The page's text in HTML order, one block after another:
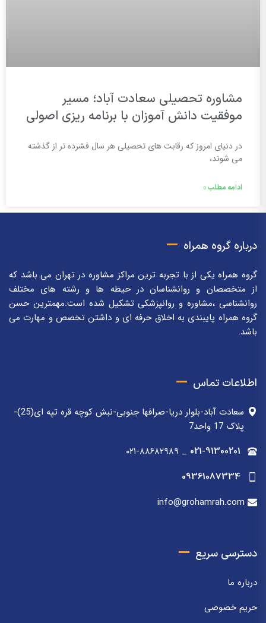
مشاوره تحصیلی سعادت آباد؛ مسیر
موفقیت دانش آموزان با برنامه ریزی اصولی
در دنیای امروز که رقابت های تحصیلی هر سال فشرده تر از گذشته
می شوند،
ادامه مطلب »
درباره گروه همراه
گروه همراه یکی از با تجربه ترین مراکز مشاوره در تهران می باشد که
از متخصصان و روانشناسان در حیطه ها و رشته های مختلف
روانشناسی ،مشاوره و روانپزشکی تشکیل شده است.مهمترین حسن
گروه همراه پایبندی به اخلاق حرفه ای و داشتن تخصص و مهارت می
باشد.
اطلاعات تماس
سعادت آباد-بلوار دریا-صرافها جنوبی-نبش کوچه قره تپه ای(25)-
پلاک 17 واحد7
021-91300201
_ ۰۲۱-۸۸۶۸۲۹۸۹
09361087334
info@grohamrah.com
دسترسی سریع
درباره ما
حریم خصوصی